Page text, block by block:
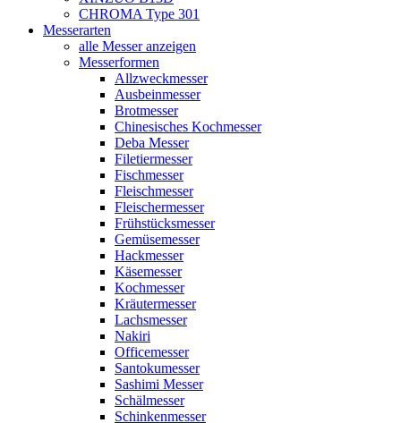
CHROMA Type 301
Messerarten
alle Messer anzeigen
Messerformen
Allzweckmesser
Ausbeinmesser
Brotmesser
Chinesisches Kochmesser
Deba Messer
Filetiermesser
Fischmesser
Fleischmesser
Fleischermesser
Frühstücksmesser
Gemüsemesser
Hackmesser
Käsemesser
Kochmesser
Kräutermesser
Lachsmesser
Nakiri
Officemesser
Santokumesser
Sashimi Messer
Schälmesser
Schinkenmesser